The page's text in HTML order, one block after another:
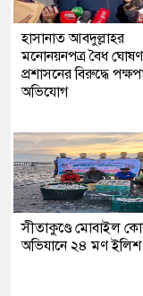
হাসানাত আবদুল্লাহর
মনোনয়নপত্র বৈধ
প্রশাসনের বিরুদ্ধে
অভিযোগ
সীতাকুণ্ডে মোবাইল
অভিযানে ২৪ মণ ইলিশ